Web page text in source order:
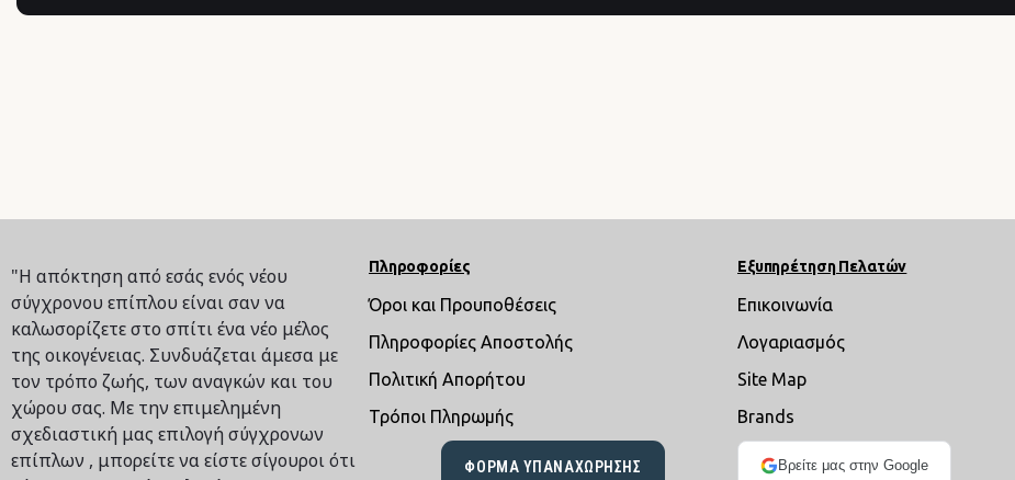
"Η απόκτηση από εσάς ενός νέου
σύγχρονου επίπλου είναι σαν να
καλωσορίζετε στο σπίτι ένα νέο μέλος
της οικογένειας. Συνδυάζεται άμεσα με
τον τρόπο ζωής, των αναγκών και του
χώρου σας. Με την επιμελημένη
σχεδιαστική μας επιλογή σύγχρονων
επίπλων , μπορείτε να είστε σίγουροι ότι
Πληροφορίες
Όροι και Προυποθέσεις
Πληροφορίες Αποστολής
Πολιτική Απορήτου
Τρόποι Πληρωμής
ΦΌΡΜΑ ΥΠΑΝΑΧΏΡΗΣΗΣ
Εξυπηρέτηση Πελατών
Επικοινωνία
Λογαριασμός
Site Map
Brands
Βρείτε μας στην Google